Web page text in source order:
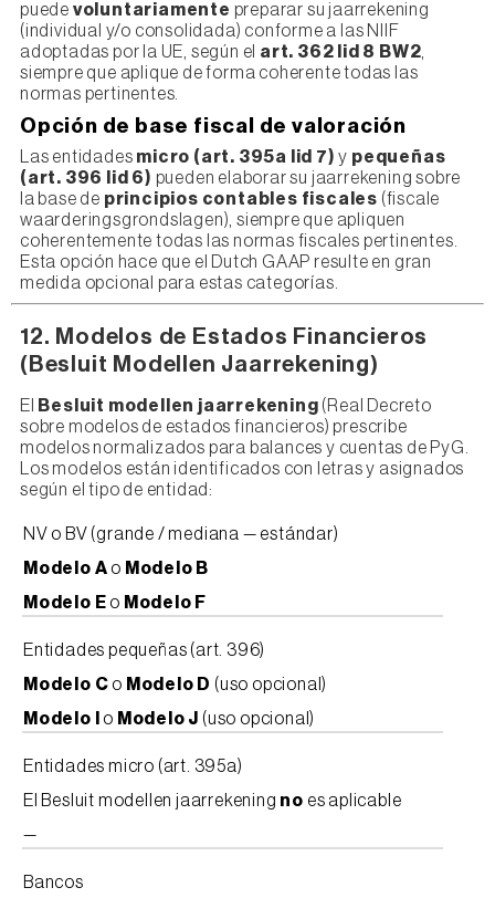
puede voluntariamente preparar su jaarrekening
(individual y/o consolidada) conforme a las NIIF
adoptadas por la UE, según el art. 362 lid 8 BW2
siempre que aplique de forma coherente todas las
normas pertinentes.
Opción de base fiscal de valoración
Las entidades micro (art. 395a lid 7) y pequeñas
(art. 396 lid 6) pueden elaborar su jaarrekening sobre
la base de principios contables fiscales (fiscale
waarderingsgrondslagen), siempre que apliquen
coherentemente todas las normas fiscales pertinentes.
Esta opción hace que el Dutch GAAP resulte en gran
medida opcional para estas categorías.
12. Modelos de Estados Financieros
(Besluit Modellen Jaarrekening)
El Besluit modellen jaarrekening (Real Decreto
sobre modelos de estados financieros) prescribe
modelos normalizados para balances y cuentas de PyG.
Los modelos están identificados con letras y asignados
según el tipo de entidad:
NV o BV (grande / mediana — estándar)
Modelo A o Modelo B
Modelo E o Modelo F
Entidades pequeñas (art. 396)
Modelo C o Modelo D (uso opcional)
Modelo I
o Modelo J (uso opcional)
Entidades micro (art. 395a)
El Besluit modellen jaarrekening no es aplicable
—
Bancos